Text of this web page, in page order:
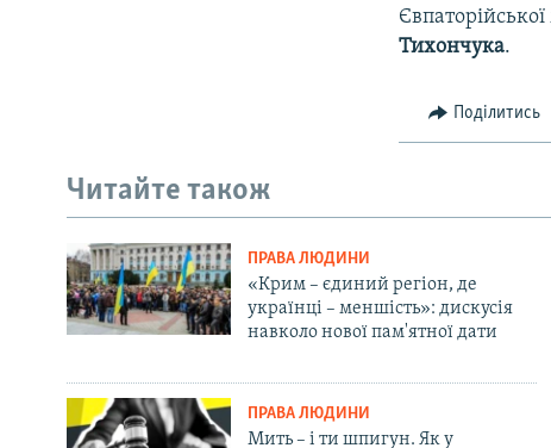
Тихончука.
Поділитись
Читайте також
ПРАВА ЛЮДИНИ
«Крим – єдиний регіон, де
українці – меншість»: дискусія
навколо нової пам'ятної дати
ПРАВА ЛЮДИНИ
Мить – і ти шпигун. Як у